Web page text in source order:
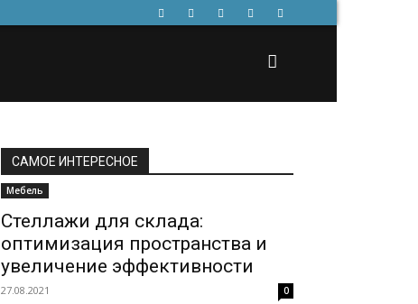
САМОЕ ИНТЕРЕСНОЕ
Мебель
Стеллажи для склада:
оптимизация пространства и
увеличение эффективности
27.08.2021 0